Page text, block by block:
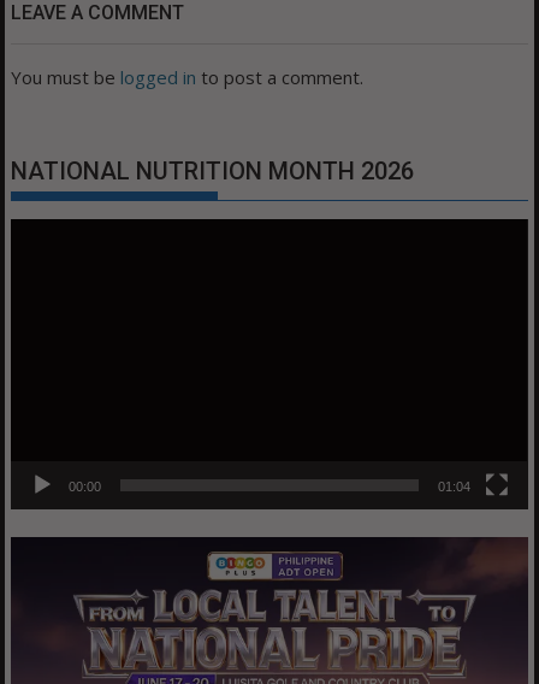
LEAVE A COMMENT
You must be logged in to post a comment.
NATIONAL NUTRITION MONTH 2026
00:00 01:04